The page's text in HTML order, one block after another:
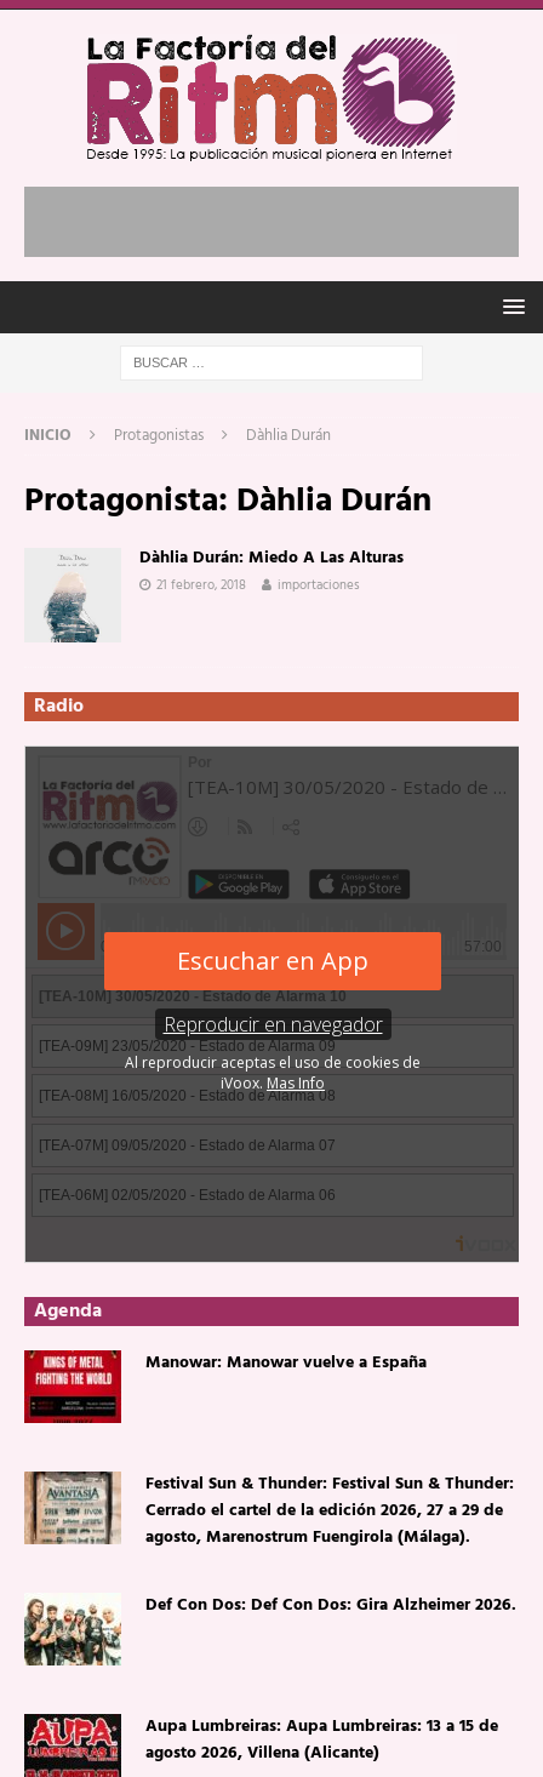
INICIO Protagonistas Dàhlia Durán
Protagonista: Dàhlia Durán
Dàhlia Durán: Miedo A Las Alturas
21 febrero, 2018 importaciones
Radio
Agenda
Manowar: Manowar vuelve a España
Festival Sun & Thunder: Festival Sun & Thunder:
Cerrado el cartel de la edición 2026, 27 a 29 de
agosto, Marenostrum Fuengirola (Málaga).
Def Con Dos: Def Con Dos: Gira Alzheimer 2026.
Aupa Lumbreiras: Aupa Lumbreiras: 13 a 15 de
agosto 2026, Villena (Alicante)